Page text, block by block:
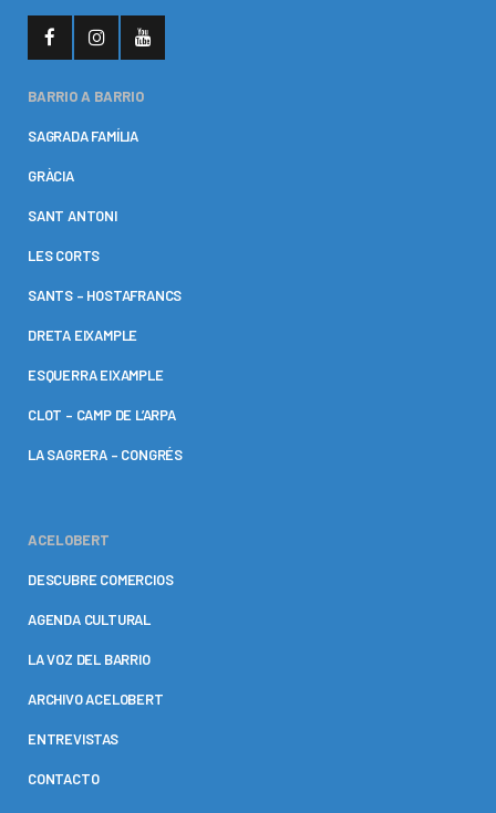
BARRIO A BARRIO
SAGRADA FAMÍLIA
GRÀCIA
SANT ANTONI
LES CORTS
SANTS – HOSTAFRANCS
DRETA EIXAMPLE
ESQUERRA EIXAMPLE
CLOT – CAMP DE L’ARPA
LA SAGRERA – CONGRÉS
ACELOBERT
DESCUBRE COMERCIOS
AGENDA CULTURAL
LA VOZ DEL BARRIO
ARCHIVO ACELOBERT
ENTREVISTAS
CONTACTO